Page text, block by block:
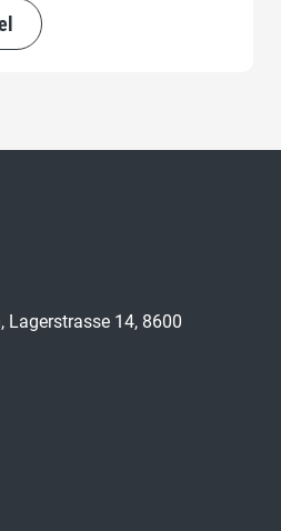
Bildungserfolg nachgelagert
die Bildungsbürokratie
Lagerstrasse 14, 8600